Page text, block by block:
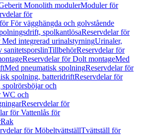
Monolith modulerModuler för
för
För vägghängda och golvstående
spolkantlösaReservdelar för
Med integrerad urinalstyrningUrinaler,
sanitetsporslinTillbehörReservdelar för
Reservdelar för Dolt montageMed
Med pneumatisk spolningReservdelar för
spolning, batteridriftReservdelar för
spolrörsböjar och
WC och
Reservdelar för
för Vattenlås för
Rak
för MöbeltvättställTvättställ för